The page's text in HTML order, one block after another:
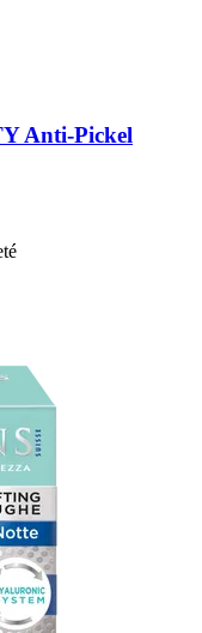
Anti-​Pickel